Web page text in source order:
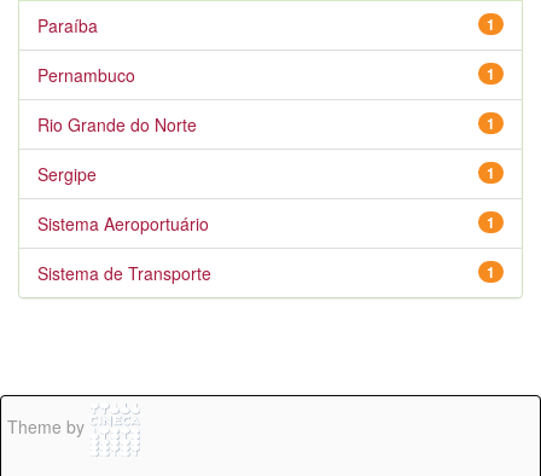
1
Paraíba
1
Pernambuco
1
Rio Grande do Norte
1
Sergipe
1
Sistema Aeroportuário
1
Sistema de Transporte
Theme by